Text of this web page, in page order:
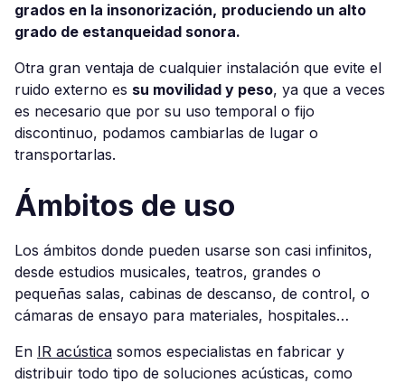
grados en la insonorización, produciendo un alto
grado de estanqueidad sonora.
Otra gran ventaja de cualquier instalación que evite el
ruido externo es su movilidad y peso, ya que a veces
es necesario que por su uso temporal o fijo
discontinuo, podamos cambiarlas de lugar o
transportarlas.
Ámbitos de uso
Los ámbitos donde pueden usarse son casi infinitos,
desde estudios musicales, teatros, grandes o
pequeñas salas, cabinas de descanso, de control, o
cámaras de ensayo para materiales, hospitales…
En IR acústica somos especialistas en fabricar y
distribuir todo tipo de soluciones acústicas, como